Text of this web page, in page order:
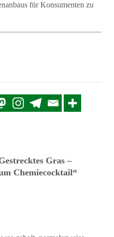
für Konsumenten zu
Gras –
Chemiecocktail“